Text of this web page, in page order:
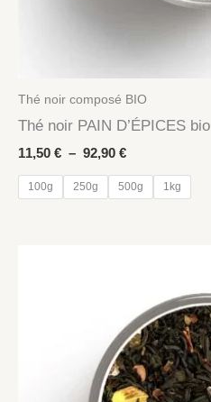
Thé noir composé BIO
Thé noir PAIN D’ÉPICES bio
11,50 € – 92,90 €Plage
prix :
11,50 €
100g 250g 500g 1kg